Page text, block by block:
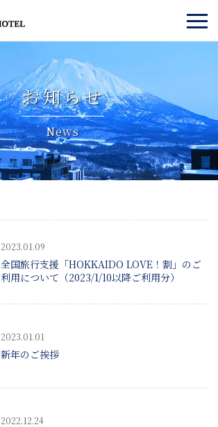
お知らせ
News
2023.01.09
全国旅行支援「HOKKAIDO LOVE！割」のご
利用について（2023/1/10以降ご利用分）
2023.01.01
新年のご挨拶
2022.12.24